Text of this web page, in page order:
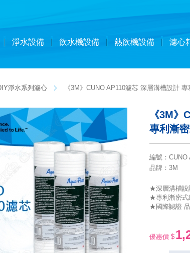
淨水設備 飲水機設備 熱飲機設備 濾心
淨水系列濾心 《3M》CUNO AP110濾芯 深層溝槽設計
《3M
專利漸
編號 ： CUNO
品牌 ：3M
★深層溝槽設
★專利漸密式
★國際認證
優惠價 $